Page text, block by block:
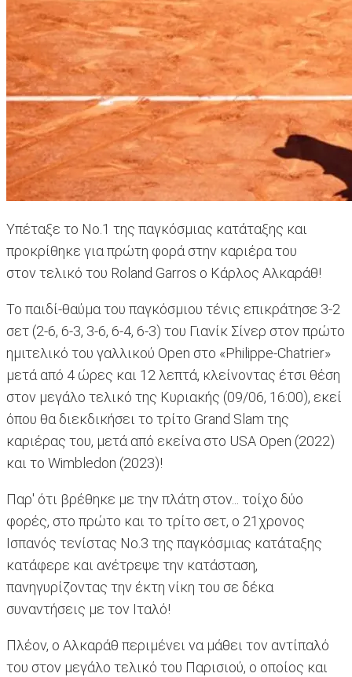
Υπέταξε το Νο.1 της παγκόσμιας κατάταξης και
προκρίθηκε για πρώτη φορά στην καριέρα του
στον τελικό του Roland Garros ο Κάρλος Αλκαράθ!
Το παιδί-θαύμα του παγκόσμιου τένις επικράτησε 3-2
σετ (2-6, 6-3, 3-6, 6-4, 6-3) του Γιανίκ Σίνερ στον πρώτο
ημιτελικό του γαλλικού Open στο «Philippe-Chatrier»
μετά από 4 ώρες και 12 λεπτά, κλείνοντας έτσι θέση
στον μεγάλο τελικό της Κυριακής (09/06, 16:00), εκεί
όπου θα διεκδικήσει το τρίτο Grand Slam της
καριέρας του, μετά από εκείνα στο USA Open (2022)
και το Wimbledon (2023)!
Παρ' ότι βρέθηκε με την πλάτη στον... τοίχο δύο
φορές, στο πρώτο και το τρίτο σετ, ο 21χρονος
Ισπανός τενίστας Νο.3 της παγκόσμιας κατάταξης
κατάφερε και ανέτρεψε την κατάσταση,
πανηγυρίζοντας την έκτη νίκη του σε δέκα
συναντήσεις με τον Ιταλό!
Πλέον, ο Αλκαράθ περιμένει να μάθει τον αντίπαλό
του στον μεγάλο τελικό του Παρισιού, ο οποίος και